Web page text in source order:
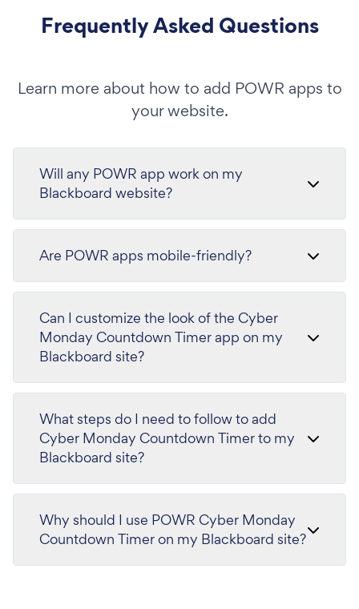
Frequently Asked Questions
Learn more about how to add POWR apps to
your website.
Will any POWR app work on my
Blackboard website?
Are POWR apps mobile-friendly?
Can I customize the look of the Cyber
Monday Countdown Timer app on my
Blackboard site?
What steps do I need to follow to add
Cyber Monday Countdown Timer to my
Blackboard site?
Why should I use POWR Cyber Monday
Countdown Timer on my Blackboard site?